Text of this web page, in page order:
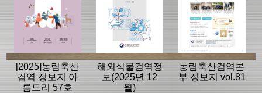
[2025]농림축산
검역 정보지 아
름드리 57호
해외식물검역정
보(2025년 12
월)
농림축산검역본
부 정보지 vol.81